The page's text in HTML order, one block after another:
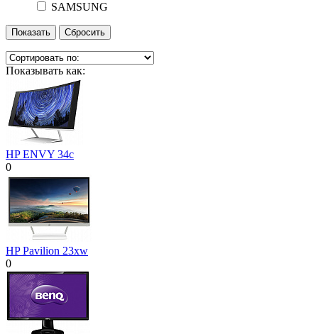
SAMSUNG
Показать
Показывать как:
HP ENVY 34c
0
HP Pavilion 23xw
0